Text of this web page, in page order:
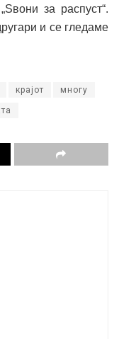
за распуст“.
и се гледаме
крајот многу